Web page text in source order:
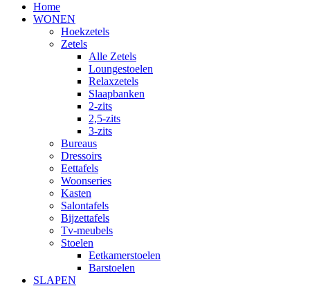
Home
WONEN
Hoekzetels
Zetels
Alle Zetels
Loungestoelen
Relaxzetels
Slaapbanken
2-zits
2,5-zits
3-zits
Bureaus
Dressoirs
Eettafels
Woonseries
Kasten
Salontafels
Bijzettafels
Tv-meubels
Stoelen
Eetkamerstoelen
Barstoelen
SLAPEN